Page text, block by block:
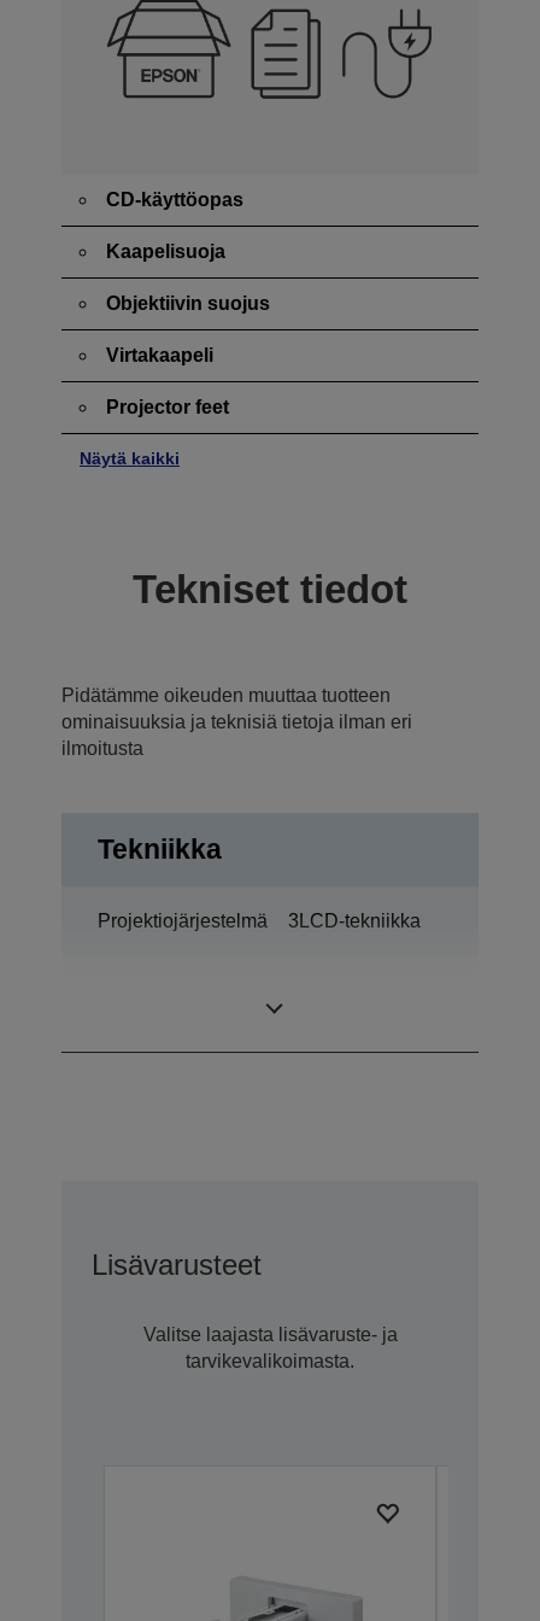
CD-käyttöopas
Kaapelisuoja
Objektiivin suojus
Virtakaapeli
Projector feet
Näytä kaikki
Tekniset tiedot
Pidätämme oikeuden muuttaa tuotteen
ominaisuuksia ja teknisiä tietoja ilman eri
ilmoitusta
Tekniikka
Projektiojärjestelmä 3LCD-tekniikka
Lisävarusteet
Valitse laajasta lisävaruste- ja
tarvikevalikoimasta.